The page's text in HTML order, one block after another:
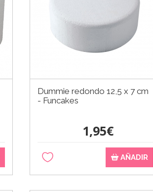
Dummie redondo 12,5 x 7 cm
- Funcakes
1,95€
AÑADIR